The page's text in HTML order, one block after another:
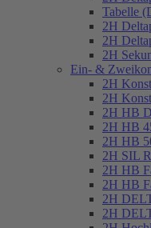
Tabelle
2H
2H
2H
Ein- &
2H
2H
2H HB
2H HB
2H HB
2H SIL
2H HB
2H HB
2H
2H